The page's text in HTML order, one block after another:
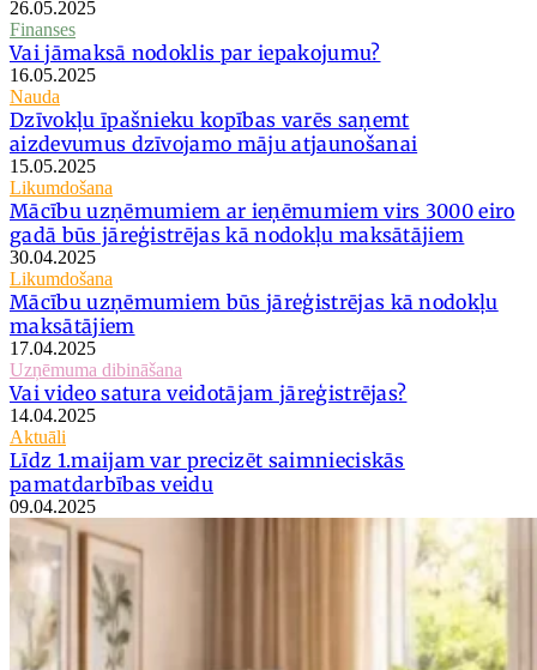
26.05.2025
Finanses
Vai jāmaksā nodoklis par iepakojumu?
16.05.2025
Nauda
Dzīvokļu īpašnieku kopības varēs saņemt
aizdevumus dzīvojamo māju atjaunošanai
15.05.2025
Likumdošana
Mācību uzņēmumiem ar ieņēmumiem virs 3000 eiro
gadā būs jāreģistrējas kā nodokļu maksātājiem
30.04.2025
Likumdošana
Mācību uzņēmumiem būs jāreģistrējas kā nodokļu
maksātājiem
17.04.2025
Uzņēmuma dibināšana
Vai video satura veidotājam jāreģistrējas?
14.04.2025
Aktuāli
Līdz 1.maijam var precizēt saimnieciskās
pamatdarbības veidu
09.04.2025